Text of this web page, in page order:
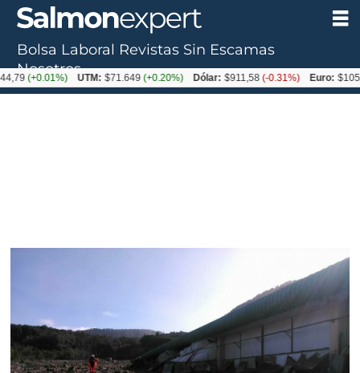
Bolsa Laboral Revistas Sin Escamas
Nosotros
UTM: $71.649(+0.20%) Dólar: $911,58(-0.31%) Euro: $1053,36(-